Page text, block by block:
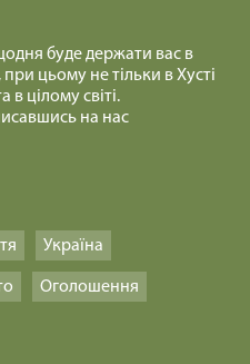
/1472/ Майтеся файно
1471/ Майтеся файно
Майтеся файно
буде держати вас в
цьому не тільки в Хусті
в цілому світі.
на нас
Україна
Оголошення